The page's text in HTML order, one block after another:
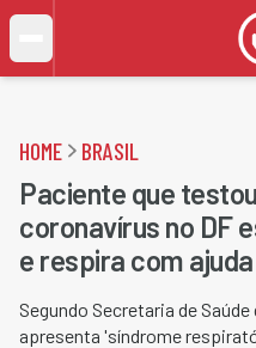
HOME BRASIL
Paciente que
coronavírus no DF
e respira com
Segundo Secretaria de
apresenta 'síndrome